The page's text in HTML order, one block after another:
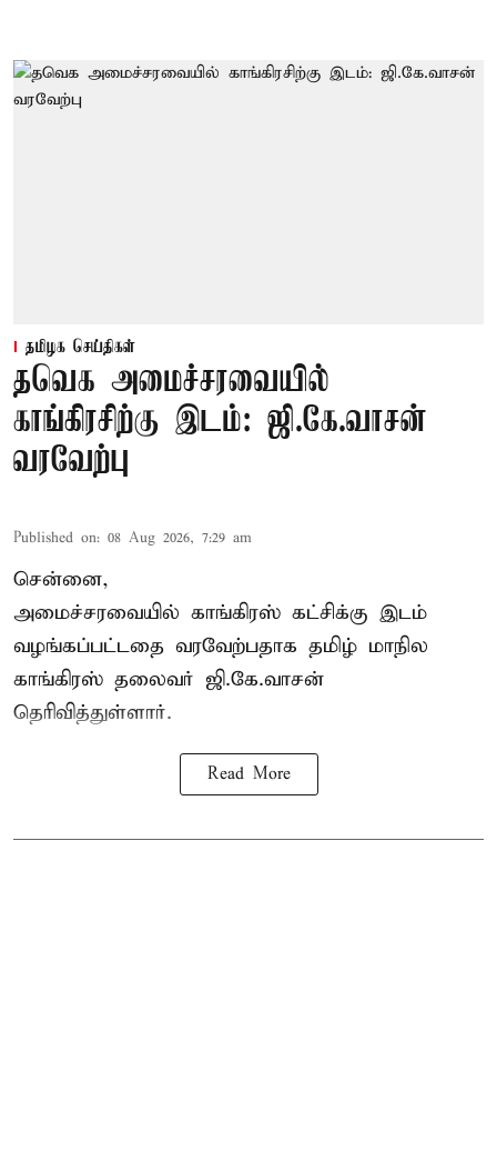
தமிழக செய்திகள்
தவெக அமைச்சரவையில்
காங்கிரசிற்கு இடம்: ஜி.கே.வாசன்
வரவேற்பு
Published on: 08 Aug 2026, 7:29 am
சென்னை,
அமைச்சரவையில் காங்கிரஸ் கட்சிக்கு இடம்
வழங்கப்பட்டதை வரவேற்பதாக தமிழ் மாநில
காங்கிரஸ் தலைவர் ஜி.கே.வாசன்
தெரிவித்துள்ளார்.
Read More